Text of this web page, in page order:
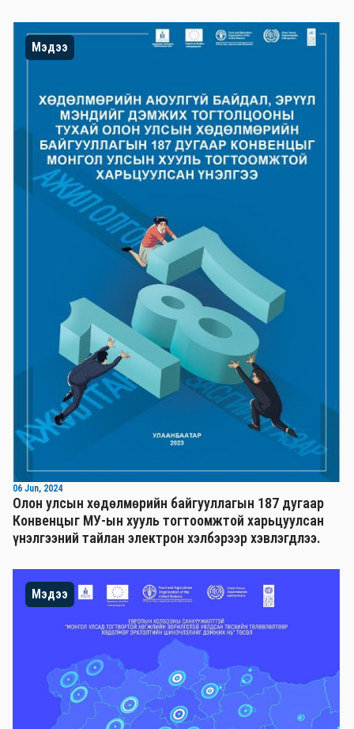
Мэдээ
06 Jun, 2024
Олон улсын хөдөлмөрийн байгууллагын 187 дугаар
Конвенцыг МУ-ын хууль тогтоомжтой харьцуулсан
үнэлгээний тайлан электрон хэлбэрээр хэвлэгдлээ.
Мэдээ